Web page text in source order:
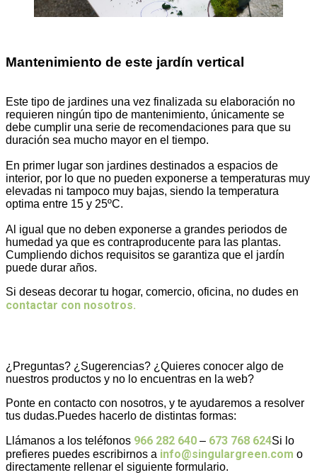
Mantenimiento de este jardín vertical
Este tipo de jardines una vez finalizada su elaboración no
requieren ningún tipo de mantenimiento, únicamente se
debe cumplir una serie de recomendaciones para que su
duración sea mucho mayor en el tiempo.
En primer lugar son jardines destinados a espacios de
interior, por lo que no pueden exponerse a temperaturas muy
elevadas ni tampoco muy bajas, siendo la temperatura
optima entre 15 y 25ºC.
Al igual que no deben exponerse a grandes periodos de
humedad ya que es contraproducente para las plantas.
Cumpliendo dichos requisitos se garantiza que el jardín
puede durar años.
Si deseas decorar tu hogar, comercio, oficina, no dudes en
contactar con nosotros.
¿Preguntas? ¿Sugerencias? ¿Quieres conocer algo de
nuestros productos y no lo encuentras en la web?
Ponte en contacto con nosotros, y te ayudaremos a resolver
tus dudas.Puedes hacerlo de distintas formas:
Llámanos a los teléfonos 966 282 640 – 673 768 624Si lo
prefieres puedes escribirnos a info@singulargreen.com o
directamente rellenar el siguiente formulario.